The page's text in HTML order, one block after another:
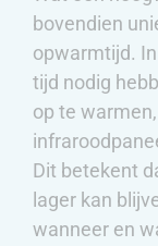
bovendien
opwarmtijd.
tijd nodig
op te
Dit betekent
lager kan
wanneer en